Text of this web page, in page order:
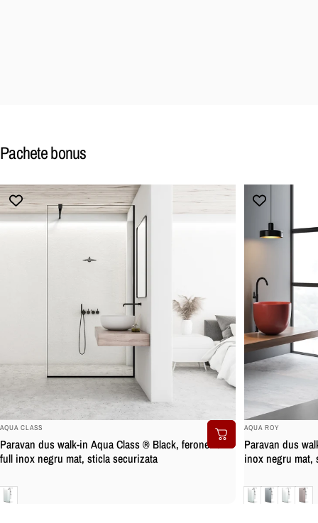
Pachetebonus
BRAND:
AQUA CLASS
Paravan dus walk-in Aqua Class ® Black, feronerie
full inox negru mat, sticla securizata
Clara
BRAND:
AQUA ROY
Paravan dus
inox negru mat,
ClaraGri MatBronz